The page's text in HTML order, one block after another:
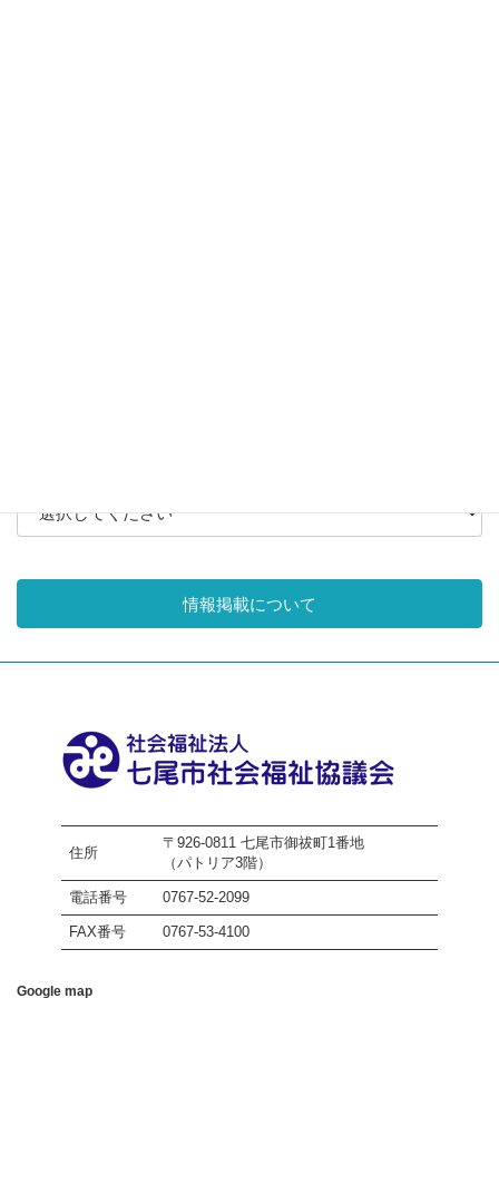
情報掲載について
住所
〒926-0811 七尾市御祓町1番地
（パトリア3階）
電話番号 0767-52-2099
FAX番号 0767-53-4100
Google map